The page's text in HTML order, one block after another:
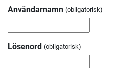
Användarnamn
Lösenord